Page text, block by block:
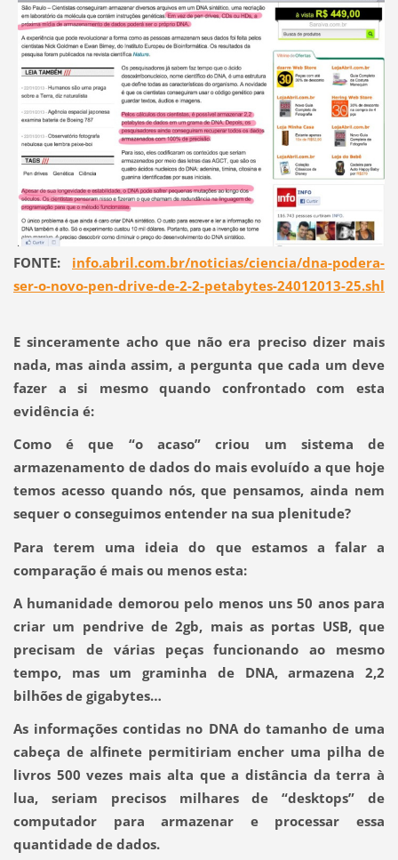
FONTE:
info.abril.com.br/noticias/ciencia/dna-podera-
ser-o-novo-pen-drive-de-2-2-petabytes-24012013-25.shl
E sinceramente acho que não era preciso dizer mais
nada, mas ainda assim, a pergunta que cada um deve
fazer a si mesmo quando confrontado com esta
evidência é:
Como é que “o acaso” criou um sistema de
armazenamento de dados do mais evoluído a que hoje
temos acesso quando nós, que pensamos, ainda nem
sequer o conseguimos entender na sua plenitude?
Para terem uma ideia do que estamos a falar a
comparação é mais ou menos esta:
A humanidade demorou pelo menos uns 50 anos para
criar um pendrive de 2gb, mais as portas USB, que
precisam de várias peças funcionando ao mesmo
tempo, mas um graminha de DNA, armazena 2,2
bilhões de gigabytes…
As informações contidas no DNA do tamanho de uma
cabeça de alfinete permitiriam encher uma pilha de
livros 500 vezes mais alta que a distância da terra à
lua, seriam precisos milhares de “desktops” de
computador para armazenar e processar essa
quantidade de dados.